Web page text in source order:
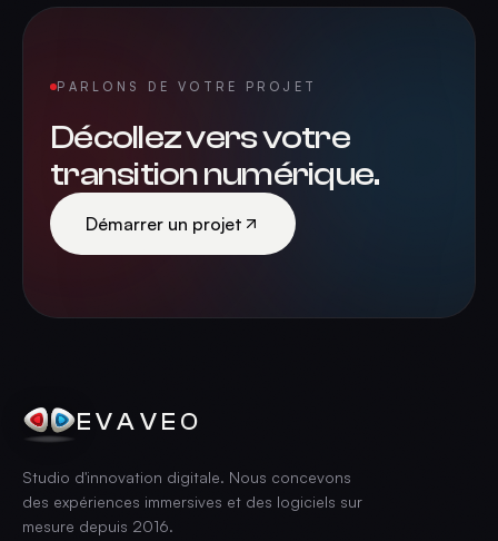
PARLONS DE VOTRE PROJET
Décollez vers votre
transition numérique.
Démarrer un projet
EVAVEO
Studio d'innovation digitale. Nous concevons
des expériences immersives et des logiciels sur
mesure depuis 2016.